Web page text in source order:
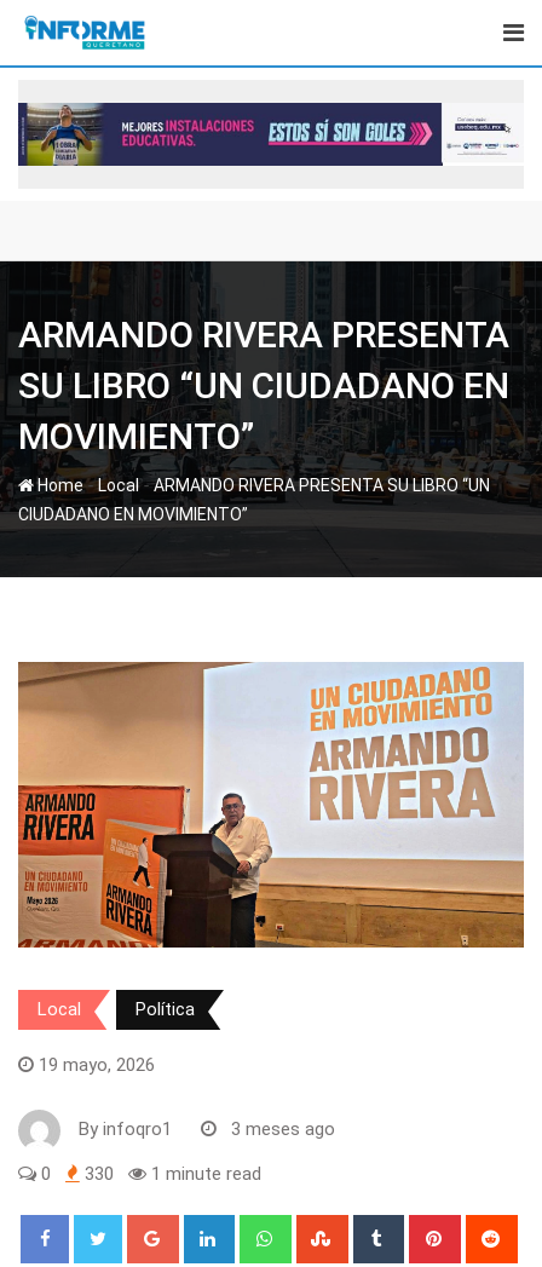
Skip
content
ARMANDO RIVERA PRESENTA
SU LIBRO “UN CIUDADANO EN
MOVIMIENTO”
Home-Local-ARMANDO RIVERA PRESENTA SU LIBRO “UN
CIUDADANO EN MOVIMIENTO”
Local Política
19 mayo, 2026
By infoqro1 3 meses ago
0 330 1 minute read
Google+ LinkedIn WhatsappStumbleUpon
Tumblr Pinterest